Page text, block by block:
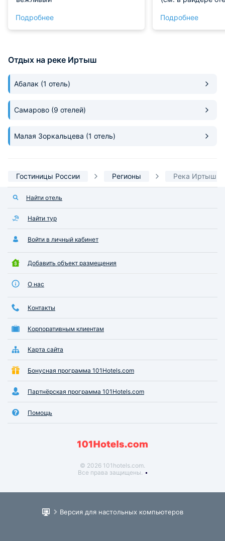
Подробнее
прогулок по
удовольствием.
Подробнее
Отдых на реке Иртыш
Абалак (1 отель)
Самарово (9 отелей)
Малая Зоркальцева (1 отель)
Гостиницы России Регионы Река Иртыш
Найти отель
Найти тур
Войти в личный кабинет
Добавить объект размещения
О нас
Контакты
Корпоративным клиентам
Карта сайта
Бонусная программа 101Hotels.com
Партнёрская программа 101Hotels.com
Помощь
© 2026 101hotels.com.
Все права защищены.
Версия для настольных компьютеров